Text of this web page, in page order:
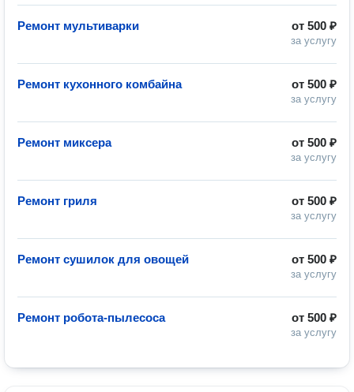
от 500 ₽
за услугу
Ремонт мультиварки
от 500 ₽
за услугу
Ремонт кухонного комбайна
от 500 ₽
за услугу
Ремонт миксера
от 500 ₽
за услугу
Ремонт гриля
от 500 ₽
за услугу
Ремонт сушилок для овощей
от 500 ₽
за услугу
Ремонт робота-пылесоса